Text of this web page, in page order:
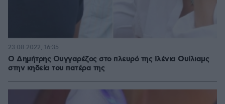
Ο Δημήτρης Ουγγαρέζος στο πλευρό της Ιλένια Ουίλιαμς
στην κηδεία του πατέρα της
23.08.2022, 16:35